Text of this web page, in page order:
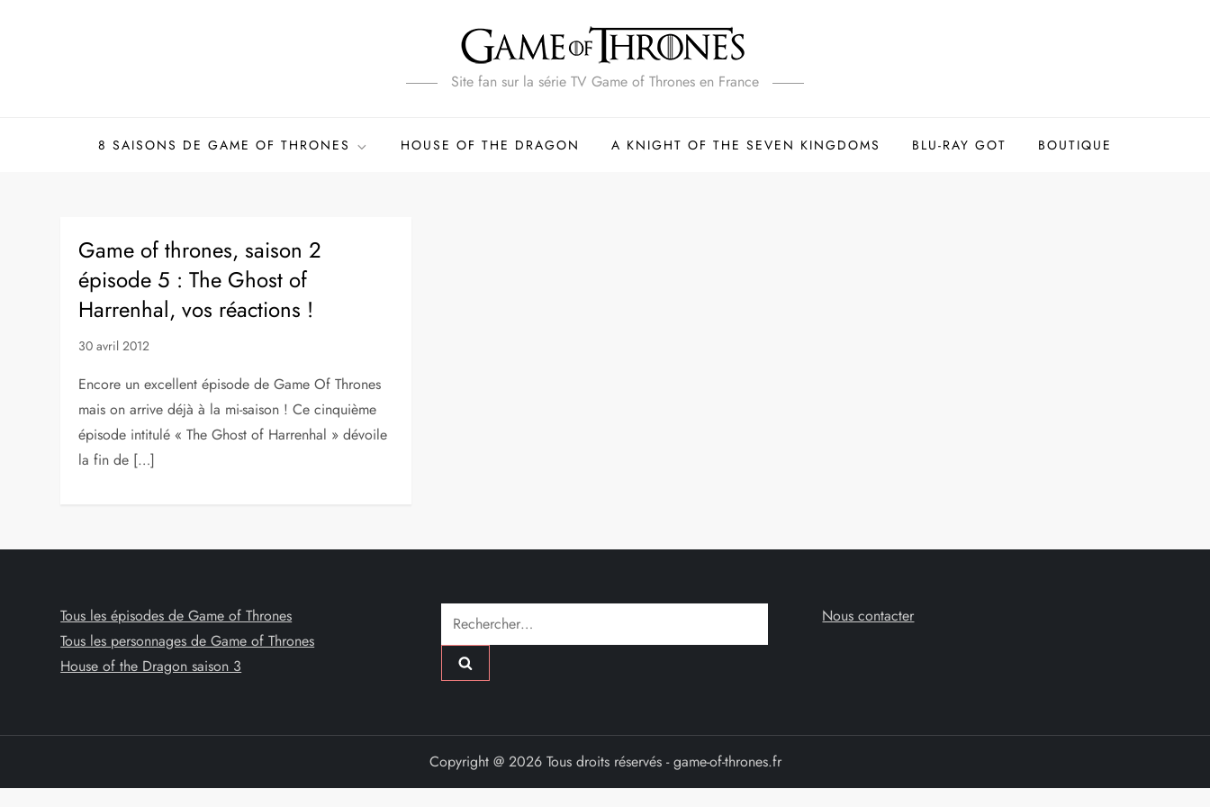
Site fan sur la série TV Game of Thrones en France
8 SAISONS DE GAME OF THRONES HOUSE OF THE DRAGON A KNIGHT OF THE SEVEN KINGDOMS BLU-RAY GOT BOUTIQUE
Game of thrones, saison 2
épisode 5 : The Ghost of
Harrenhal, vos réactions !
30 avril 2012
Encore un excellent épisode de Game Of Thrones
mais on arrive déjà à la mi-saison ! Ce cinquième
épisode intitulé « The Ghost of Harrenhal » dévoile
la fin de […]
Tous les épisodes de Game of Thrones
Tous les personnages de Game of Thrones
House of the Dragon saison 3
Rechercher : Nous contacter
Copyright @ 2026 Tous droits réservés - game-of-thrones.fr